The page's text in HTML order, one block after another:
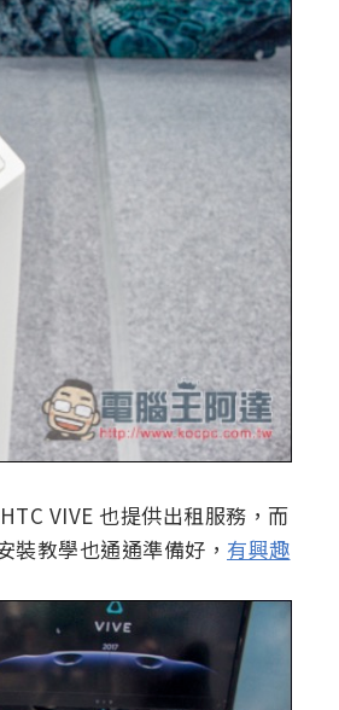
VIVE 也提供出租服務，而
裝教學也通通準備好， 有興趣